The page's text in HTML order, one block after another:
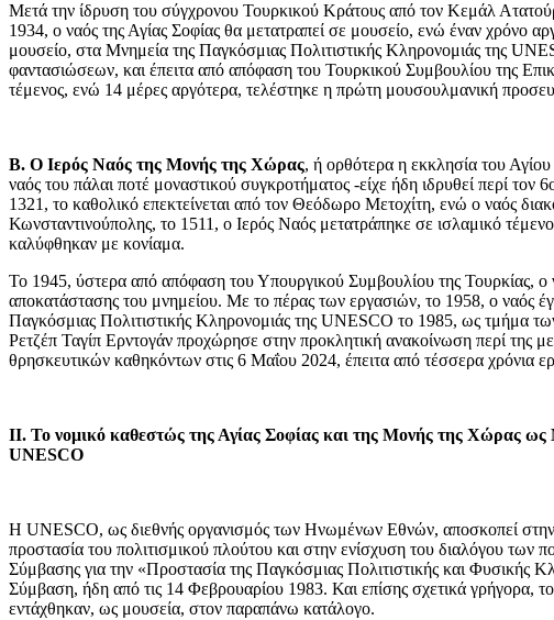
Μετά την ίδρυση του σύγχρονου Τουρκικού Κράτους από τον Κεμάλ
1934, ο ναός της Αγίας Σοφίας θα μετατραπεί σε μουσείο, ενώ έναν χρόνο
μουσείο, στα Μνημεία της Παγκόσμιας Πολιτιστικής Κληρονομιάς της
φαντασιώσεων, και έπειτα από απόφαση του Τουρκικού Συμβουλίου της
τέμενος, ενώ 14 μέρες αργότερα, τελέστηκε η πρώτη μουσουλμανική
Β. Ο Ιερός Ναός της Μονής της Χώρας, ή ορθότερα η εκκλησία του
ναός του πάλαι ποτέ μοναστικού συγκροτήματος -είχε ήδη ιδρυθεί περί τον 6
1321, το καθολικό επεκτείνεται από τον Θεόδωρο Μετοχίτη, ενώ ο ναός
Κωνσταντινούπολης, το 1511, ο Ιερός Ναός μετατράπηκε σε ισλαμικό
καλύφθηκαν με κονίαμα.
Το 1945, ύστερα από απόφαση του Υπουργικού Συμβουλίου της Τουρκίας, ο
αποκατάστασης του μνημείου. Με το πέρας των εργασιών, το 1958, ο ναός
Παγκόσμιας Πολιτιστικής Κληρονομιάς της UNESCO το 1985, ως τμήμα
Ρετζέπ Ταγίπ Ερντογάν προχώρησε στην προκλητική ανακοίνωση περί της
θρησκευτικών καθηκόντων στις 6 Μαΐου 2024, έπειτα από τέσσερα χρόνια
ΙΙ. Το νομικό καθεστώς της Αγίας Σοφίας και της Μονής της Χώρας
UNESCO
Η UNESCO, ως διεθνής οργανισμός των Ηνωμένων Εθνών, αποσκοπεί στην
προστασία του πολιτισμικού πλούτου και στην ενίσχυση του διαλόγου
Σύμβασης για την «Προστασία της Παγκόσμιας Πολιτιστικής και
Σύμβαση, ήδη από τις 14 Φεβρουαρίου 1983. Και επίσης σχετικά γρήγορα,
εντάχθηκαν, ως μουσεία, στον παραπάνω κατάλογο.